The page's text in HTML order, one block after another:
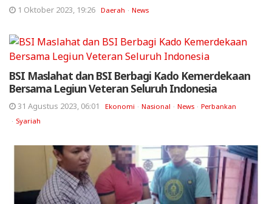
1 Oktober 2023, 19:26 Daerah News
BSI Maslahat dan BSI Berbagi Kado Kemerdekaan
Bersama Legiun Veteran Seluruh Indonesia
31 Agustus 2023, 06:01 Ekonomi Nasional News
Perbankan
Syariah